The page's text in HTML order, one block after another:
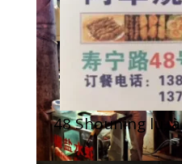
48 Shouning lu,